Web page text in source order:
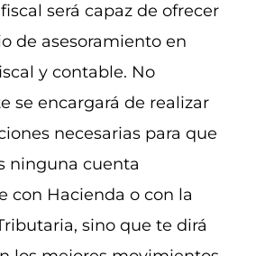
será capaz de ofrecer
de asesoramiento en
y contable. No
se encargará de realizar
necesarias para que
ninguna cuenta
con Hacienda o con la
sino que te dirá